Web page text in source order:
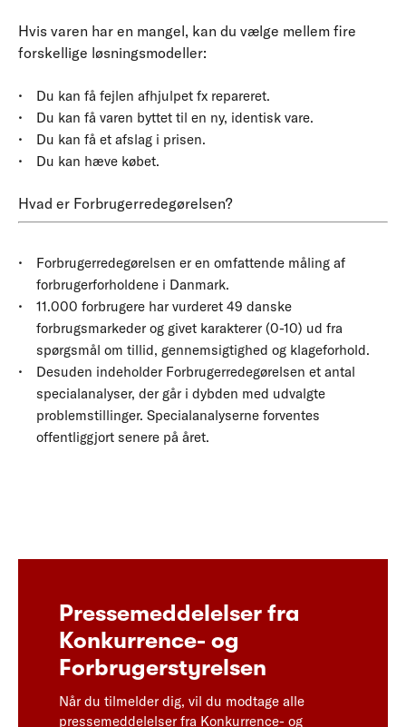
Hvis varen har en mangel, kan du vælge mellem fire
forskellige løsningsmodeller:
Du kan få fejlen afhjulpet fx repareret.
Du kan få varen byttet til en ny, identisk vare.
Du kan få et afslag i prisen.
Du kan hæve købet.
Hvad er Forbrugerredegørelsen?
Forbrugerredegørelsen er en omfattende måling af
forbrugerforholdene i Danmark.
11.000 forbrugere har vurderet 49 danske
forbrugsmarkeder og givet karakterer (0-10) ud fra
spørgsmål om tillid, gennemsigtighed og klageforhold.
Desuden indeholder Forbrugerredegørelsen et antal
specialanalyser, der går i dybden med udvalgte
problemstillinger. Specialanalyserne forventes
offentliggjort senere på året.
Pressemeddelelser fra
Konkurrence- og
Forbrugerstyrelsen
Når du tilmelder dig, vil du modtage alle
pressemeddelelser fra Konkurrence- og